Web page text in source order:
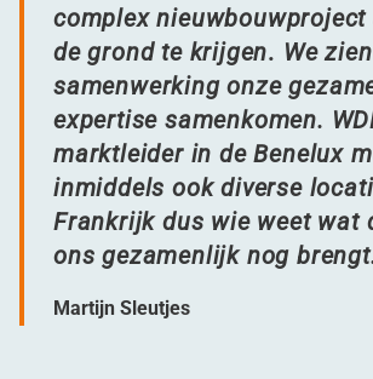
complex nieuwbouwproject
de grond te krijgen. We
samenwerking onze
expertise samenkomen.
marktleider in de Benelux
inmiddels ook diverse
Frankrijk dus wie weet wat
ons gezamenlijk nog
Martijn Sleutjes